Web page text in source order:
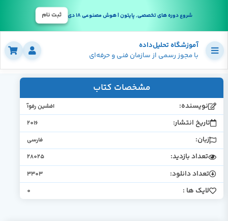
شروع دوره های تخصصی, پایتون | هوش مصنوعی 18 دی ثبت نام
آموزشگاه تحلیل‌داده
با مجوز رسمی از سازمان فنی و حرفه‌ای
مشخصات کتاب
نویسنده: افشین رفوآ
تاریخ انتشار: 2016
زبان: فارسی
تعداد بازدید: 28025
تعداد دانلود: 3303
لایک ها : 0